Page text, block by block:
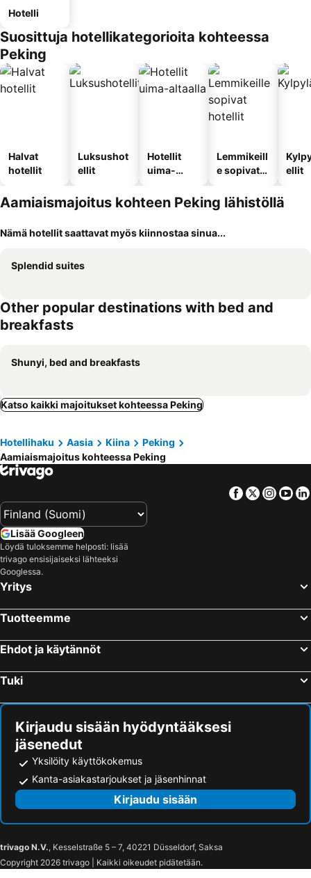
Hotelli
Suosittuja hotellikategorioita kohteessa
Peking
Halvat
hotellit
Luksushot
ellit
Hotellit
uima-
Lemmikeill
e sopivat
ellit
Aamiaismajoitus kohteen Peking lähistöllä
Nämä hotellit saattavat myös kiinnostaa sinua...
Splendid suites
Other popular destinations with bed and
breakfasts
Shunyi, bed and breakfasts
Katso kaikki majoitukset kohteessa Peking
Hotellihaku Aasia Kiina
Peking
Aamiaismajoitus kohteessa Peking
Facebook
Twitter
Lisää Googleen
Löydä tuloksemme helposti: lisää
trivago ensisijaiseksi lähteeksi
Googlessa.
Yritys
Tuotteemme
Ehdot ja käytännöt
Tuki
Kirjaudu sisään hyödyntääksesi
jäsenedut
Yksilöity käyttökokemus
Kanta-asiakastarjoukset ja jäsenhinnat
Kirjaudu sisään
trivago N.V., Kesselstraße 5 – 7, 40221 Düsseldorf, Saksa
Copyright 2026 trivago | Kaikki oikeudet pidätetään.